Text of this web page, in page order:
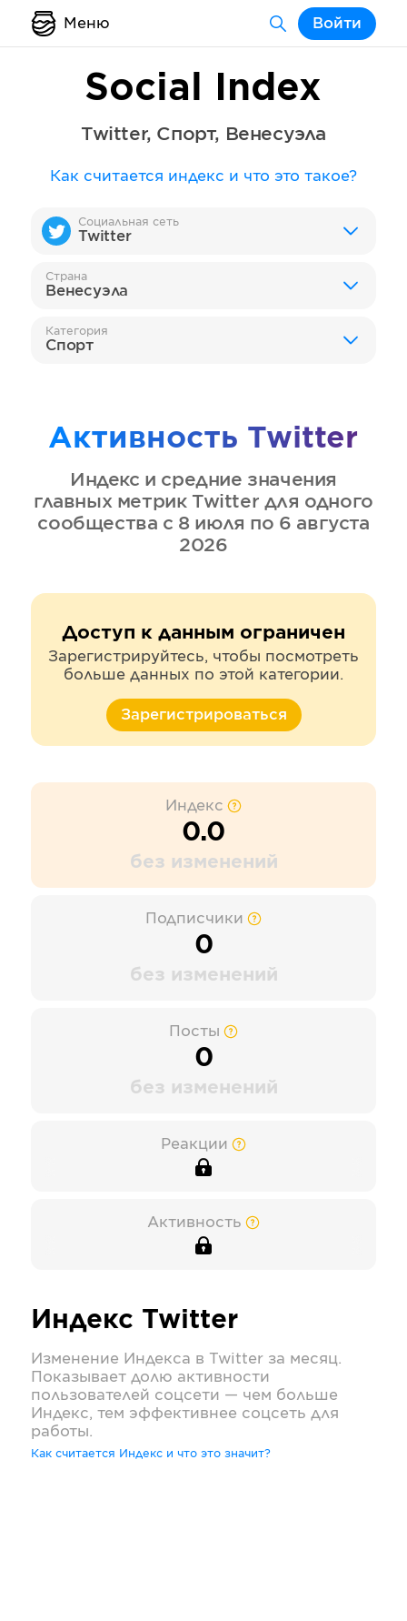
Меню Войти
Social Index
Twitter, Спорт, Венесуэла
Как считается индекс и что это такое?
Социальная сеть
Twitter
Страна
Венесуэла
Категория
Спорт
Активность Twitter
Индекс и средние значения
главных метрик Twitter для одного
сообщества с 8 июля по 6 августа
2026
Доступ к данным ограничен
Зарегистрируйтесь, чтобы посмотреть
больше данных по этой категории.
Зарегистрироваться
Индекс
0.0
без изменений
Подписчики
0
без изменений
Посты
0
без изменений
Реакции
Активность
Индекс Twitter
Изменение Индекса в Twitter за месяц.
Показывает долю активности
пользователей соцсети — чем больше
Индекс, тем эффективнее соцсеть для
работы.
Как считается Индекс и что это значит?